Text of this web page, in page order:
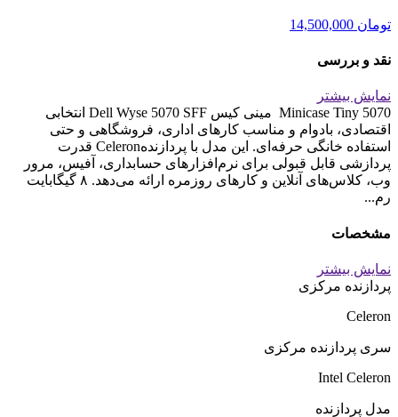
تومان
نقد و بررسی
نمایش بیشتر
Minicase Tiny 5070 مینی کیس Dell Wyse 5070 SFF انتخابی
اقتصادی، بادوام و مناسب کارهای اداری، فروشگاهی و حتی
استفاده خانگی حرفه‌ای. این مدل با پردازندهCeleron قدرت
پردازشی قابل قبولی برای نرم‌افزارهای حسابداری، آفیس، مرور
وب، کلاس‌های آنلاین و کارهای روزمره ارائه می‌دهد. ۸ گیگابایت
رم...
مشخصات
نمایش بیشتر
پردازنده مرکزی
Celeron
سری پردازنده مرکزی
Intel Celeron
مدل پردازنده